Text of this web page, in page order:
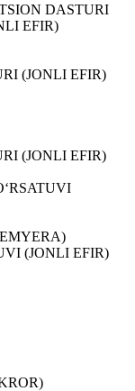
DASTURI
EFIR)
(JONLI EFIR)
(JONLI EFIR)
(JONLI EFIR)